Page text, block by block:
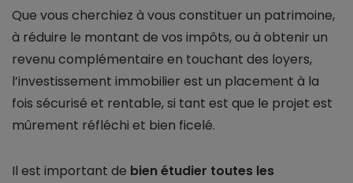
Que vous cherchiez à vous constituer un patrimoine,
à réduire le montant de vos impôts, ou à obtenir un
revenu complémentaire en touchant des loyers,
l’investissement immobilier est un placement à la
fois sécurisé et rentable, si tant est que le projet est
mûrement réfléchi et bien ficelé.
Il est important de bien étudier toutes les